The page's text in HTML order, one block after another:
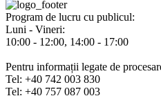
Program de lucru cu publicul:
Luni - Vineri:
10:00 - 12:00, 14:00 - 17:00
Pentru informații legate de
Tel: +40 742 003 830
Tel: +40 757 087 003